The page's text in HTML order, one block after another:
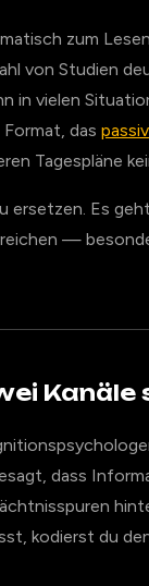
zum
von Studien
in vielen
das
Tagespläne
ersetzen. Es
—
dass
kodierst du